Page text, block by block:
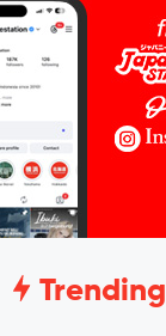
Trending